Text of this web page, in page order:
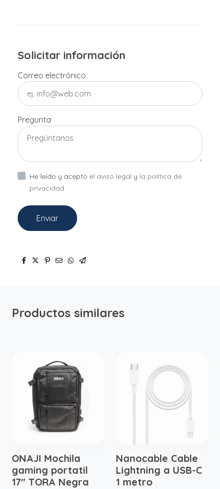
Solicitar información
Correo electrónico
Pregunta
He leído y acepto el aviso legal y la política de
privacidad
Enviar
Productos similares
ONAJI Mochila
gaming portatil
17" TORA Negra
Nanocable Cable
Lightning a USB-C
1 metro